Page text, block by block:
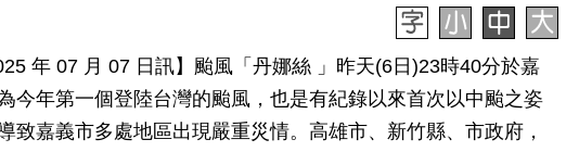
年 07 月 07 日訊】颱風「丹娜絲 」昨天(6日)23時40分於嘉
今年第一個登陸台灣的颱風，也是有紀錄以來首次以中颱之姿
致嘉義市多處地區出現嚴重災情。高雄市、新竹縣、市政府，